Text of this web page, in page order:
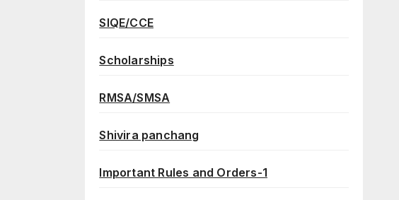
SIQE/CCE
Scholarships
RMSA/SMSA
Shivira panchang
Important Rules and Orders-1